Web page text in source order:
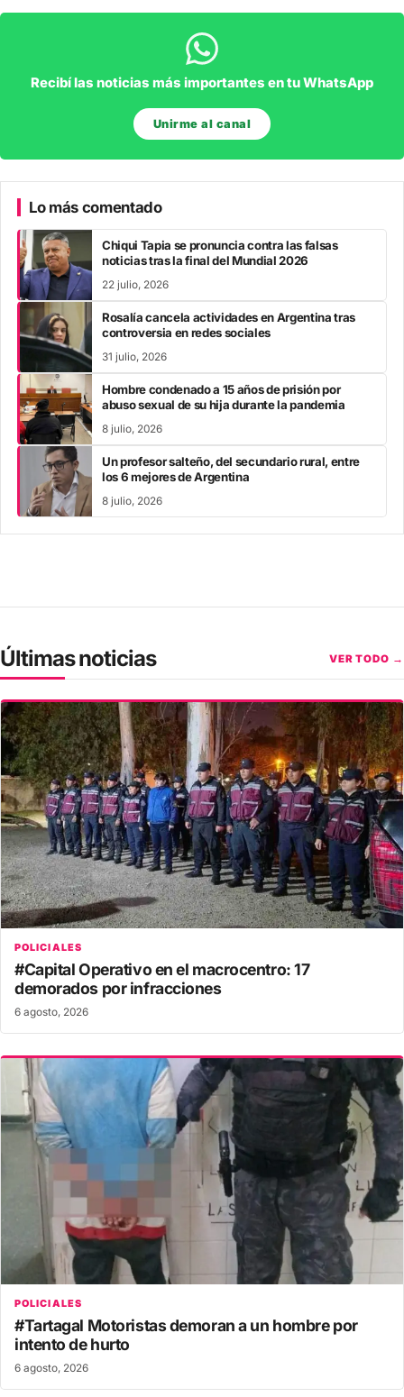
Recibí las noticias más importantes en tu WhatsApp
Unirme al canal
Lo más comentado
Chiqui Tapia se pronuncia contra las falsas
noticias tras la final del Mundial 2026
22 julio, 2026
Rosalía cancela actividades en Argentina tras
controversia en redes sociales
31 julio, 2026
Hombre condenado a 15 años de prisión por
abuso sexual de su hija durante la pandemia
8 julio, 2026
Un profesor salteño, del secundario rural, entre
los 6 mejores de Argentina
8 julio, 2026
Últimas noticias VER TODO →
POLICIALES
#Capital Operativo en el macrocentro: 17
demorados por infracciones
6 agosto, 2026
POLICIALES
#Tartagal Motoristas demoran a un hombre por
intento de hurto
6 agosto, 2026